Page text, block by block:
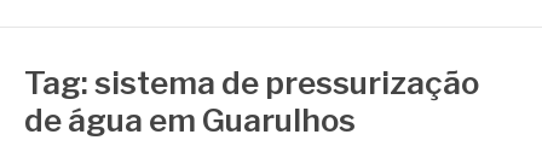
Tag:sistema de pressurização
de água em Guarulhos